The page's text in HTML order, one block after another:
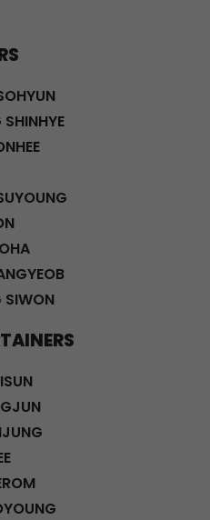
SIWON